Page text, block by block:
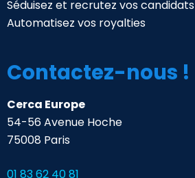
Séduisez et recrutez vos candidats
Automatisez vos royalties
Contactez-nous !
Cerca Europe
54-56 Avenue Hoche
75008 Paris
01 83 62 40 81